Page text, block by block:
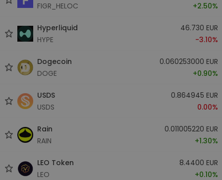
FIGR_HELOC
+2.50%
Hyperliquid
HYPE
46.730 EUR
-3.10%
Dogecoin
DOGE
0.060253000 EUR
+0.90%
USDS
USDS
0.864945 EUR
0.00%
Rain
RAIN
0.011005220 EUR
+1.30%
LEO Token
LEO
8.4400 EUR
+0.10%